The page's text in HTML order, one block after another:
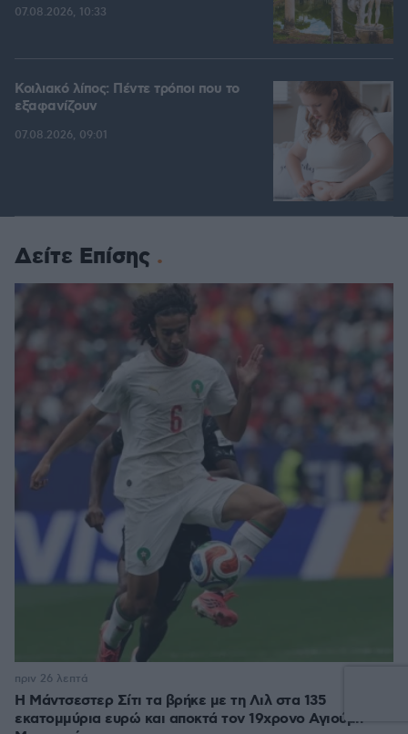
07.08.2026, 10:33
Κοιλιακό λίπος: Πέντε τρόποι που το
εξαφανίζουν
07.08.2026, 09:01
Δείτε Επίσης
Η Μάντσεστερ Σίτι τα βρήκε με τη Λιλ στα 135
εκατομμύρια ευρώ και αποκτά τον 19χρονο Αγιούμπ
πριν 26 λεπτά